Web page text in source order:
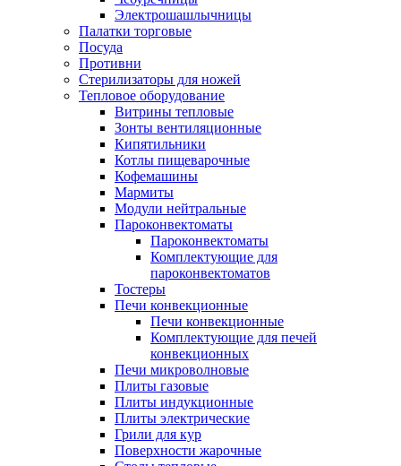
Электрошашлычницы
Палатки торговые
Посуда
Противни
Стерилизаторы для ножей
Тепловое оборудование
Витрины тепловые
Зонты вентиляционные
Кипятильники
Котлы пищеварочные
Кофемашины
Мармиты
Модули нейтральные
Пароконвектоматы
Пароконвектоматы
Комплектующие для
пароконвектоматов
Тостеры
Печи конвекционные
Печи конвекционные
Комплектующие для печей
конвекционных
Печи микроволновые
Плиты газовые
Плиты индукционные
Плиты электрические
Грили для кур
Поверхности жарочные